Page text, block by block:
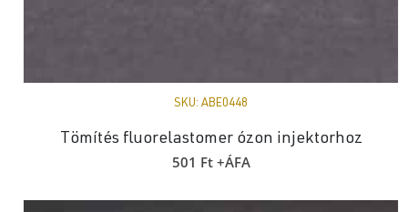
SKU: ABE0448
Tömítés fluorelastomer ózon injektorhoz
501 Ft+ÁFA